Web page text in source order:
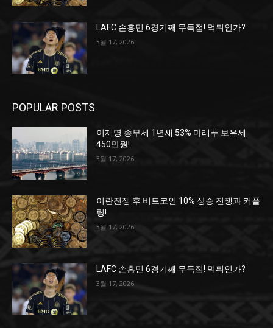
LAFC 손흥민 6경기째 무득점! 먹튀인가?
3월 17, 2026
POPULAR POSTS
이재명 종부세 1년새 53% 마래푸 보유세
450만원!
3월 17, 2026
이란전쟁 후 비트코인 10% 상승 전쟁과 커플
링!
3월 17, 2026
LAFC 손흥민 6경기째 무득점! 먹튀인가?
3월 17, 2026